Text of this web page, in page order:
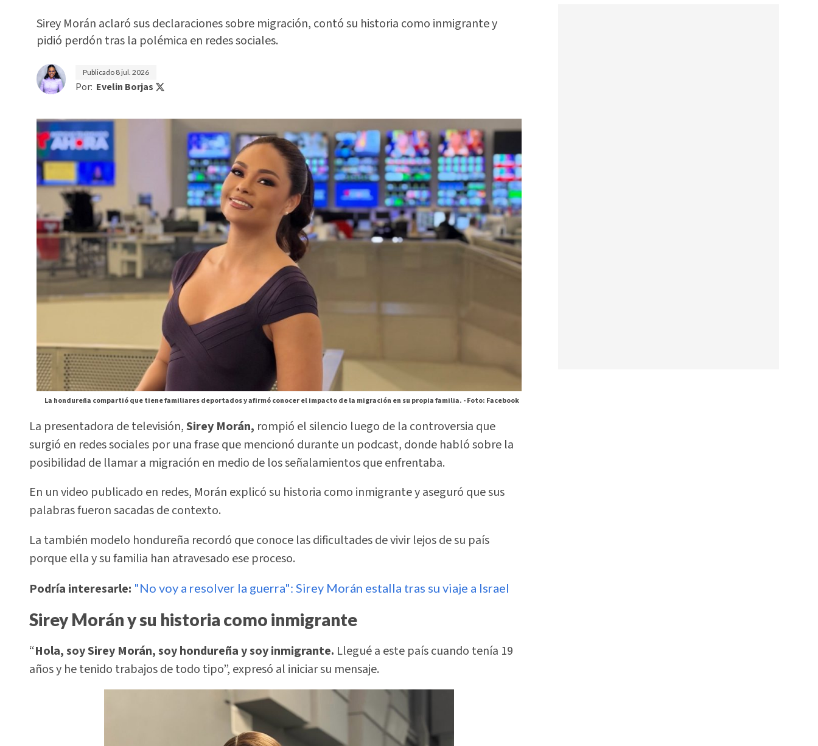
Sirey Morán aclaró sus declaraciones sobre migración, contó su historia como inmigrante y
pidió perdón tras la polémica en redes sociales.
Publicado 8 jul. 2026
Por: Evelin Borjas
La hondureña compartió que tiene familiares deportados y afirmó conocer el impacto de la migración en su propia familia. -Foto: Facebook
La presentadora de televisión,Sirey Morán, rompió el silencio luego de la controversia que
surgió en redes sociales por una frase que mencionó durante un podcast, donde habló sobre la
posibilidad de llamar a migración en medio de los señalamientos que enfrentaba.
En un video publicado en redes, Morán explicó su historia como inmigrante y aseguró que sus
palabras fueron sacadas de contexto.
La también modelo hondureña recordó que conoce las dificultades de vivir lejos de su país
porque ella y su familia han atravesado ese proceso.
Podría interesarle: "No voy a resolver la guerra": Sirey Morán estalla tras su viaje a Israel
Sirey Morán y su historia como inmigrante
“Hola, soy Sirey Morán, soy hondureña y soy inmigrante. Llegué a este país cuando tenía 19
años y he tenido trabajos de todo tipo”, expresó al iniciar su mensaje.